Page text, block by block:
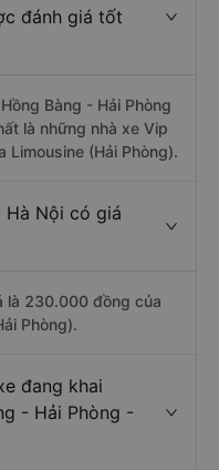
đánh giá tốt
Bàng - Hải Phòng
là những nhà xe Vip
Limousine (Hải Phòng).
Hà Nội có giá
là 230.000 đồng của
Phòng).
đang khai
- Hải Phòng -